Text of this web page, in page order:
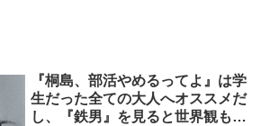
『桐島、部活やめるってよ』は学
生だった全ての大人へオススメだ
し、『鉄男』を見ると世界観も広